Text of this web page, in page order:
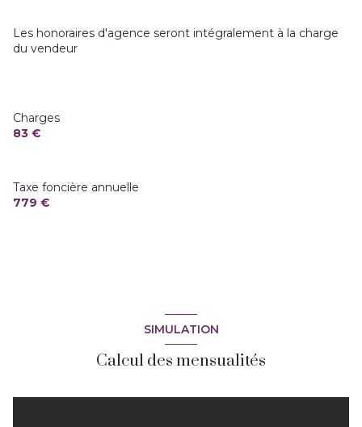
Les honoraires d'agence seront intégralement à la charge
du vendeur
Charges
83 €
Taxe foncière annuelle
779 €
SIMULATION
Calcul des mensualités